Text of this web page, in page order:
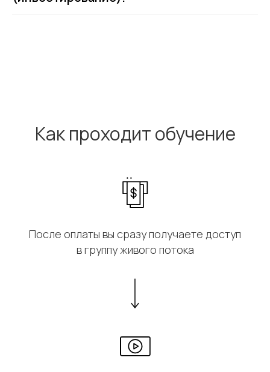
Как проходит обучение
После оплаты вы сразу получаете доступ
в группу живого потока